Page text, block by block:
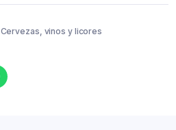
Cervezas, vinos y licores